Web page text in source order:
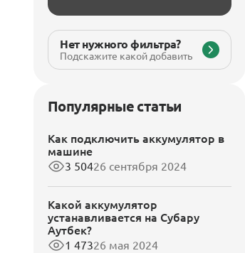
Нет нужного фильтра?
Подскажите какой добавить
Популярные статьи
Как подключить аккумулятор в
машине
3 50426 сентября 2024
Какой аккумулятор
устанавливается на Субару
Аутбек?
1 47326 мая 2024